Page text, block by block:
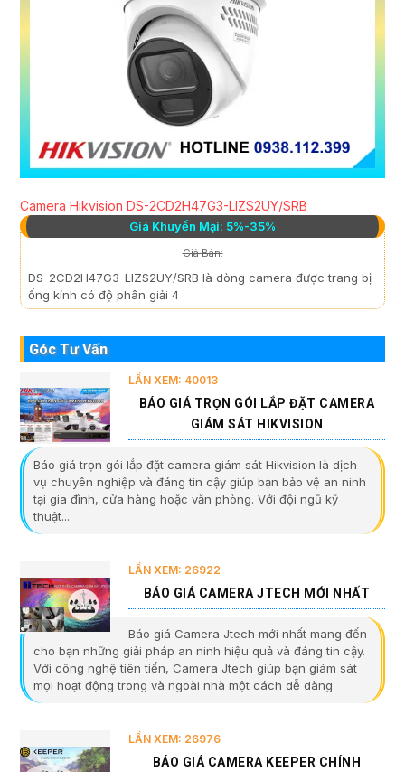
Camera Hikvision DS-2CD2H47G3-LIZS2UY/SRB
Giá Khuyến Mại: 5%-35%
Giá Bán:
DS-2CD2H47G3-LIZS2UY/SRB là dòng camera được trang bị
ống kính có độ phân giải 4
Góc Tư Vấn
LẦN XEM: 40013
BÁO GIÁ TRỌN GÓI LẮP ĐẶT CAMERA
GIÁM SÁT HIKVISION
Báo giá trọn gói lắp đặt camera giám sát Hikvision là dịch
vụ chuyên nghiệp và đáng tin cậy giúp bạn bảo vệ an ninh
tại gia đình, cửa hàng hoặc văn phòng. Với đội ngũ kỹ
thuật...
LẦN XEM: 26922
BÁO GIÁ CAMERA JTECH MỚI NHẤT
Báo giá Camera Jtech mới nhất mang đến
cho bạn những giải pháp an ninh hiệu quả và đáng tin cậy.
Với công nghệ tiên tiến, Camera Jtech giúp bạn giám sát
mọi hoạt động trong và ngoài nhà một cách dễ dàng
LẦN XEM: 26976
BÁO GIÁ CAMERA KEEPER CHÍNH